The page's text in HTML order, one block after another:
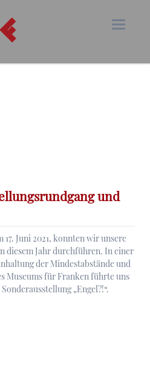
und
17. Juni 2021, konnten wir unsere
diesem Jahr durchführen. In einer
der Mindestabstände und
Museums für Franken führte uns
„Engel?!“.